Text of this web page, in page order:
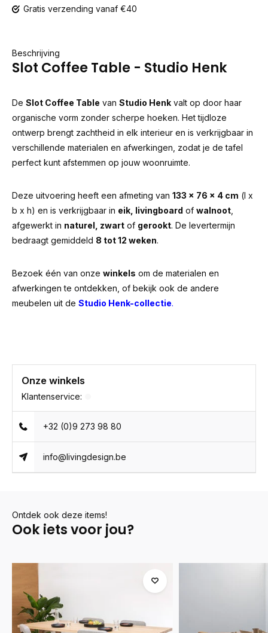
Gratis verzending vanaf €40
Beschrijving
Slot Coffee Table - Studio Henk
De Slot Coffee Table van Studio Henk valt op door haar
organische vorm zonder scherpe hoeken. Het tijdloze
ontwerp brengt zachtheid in elk interieur en is verkrijgbaar in
verschillende materialen en afwerkingen, zodat je de tafel
perfect kunt afstemmen op jouw woonruimte.
Deze uitvoering heeft een afmeting van 133 x 76 x 4 cm (l x
b x h) en is verkrijgbaar in eik, livingboard of walnoot
afgewerkt in naturel, zwart of gerookt. De levertermijn
bedraagt gemiddeld 8 tot 12 weken.
Bezoek één van onze winkels om de materialen en
afwerkingen te ontdekken, of bekijk ook de andere
meubelen uit de Studio Henk-collectie.
Onze winkels
Klantenservice:
+32 (0)9 273 98 80
info@livingdesign.be
Ontdek ook deze items!
Ook iets voor jou?